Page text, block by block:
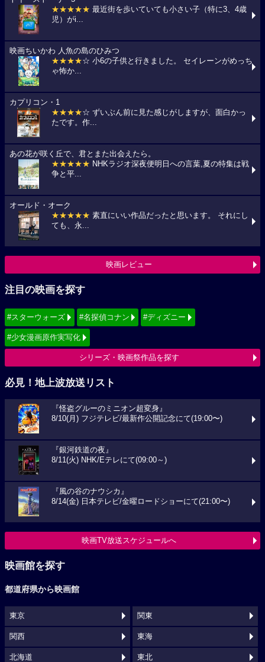
★★★★★ 最近街を歩いていても小さい子（特に3、4歳
児）がi...
映画ちいかわ 人魚の島のひみつ
★★★★☆ 小6の子供と行きました。 セイレーンがめっち
ゃ怖か...
カプリコン・1
★★★★☆ ずいぶん前に見た感じがしますが、面白かっ
たです。作...
あの花が咲く丘で、君とまた出会えたら。
★★★★★ NHKラジオ深夜便明日への言葉,夏の特集は戦
争と平...
オールド・オーク
★★★★★ 素直にいい作品だったと思います。 それにし
ても、永...
映画レビュー
注目の映画を探す
#スターウォーズ #名探偵コナン #ディズニー
#少女漫画原作実写化
シリーズ・映画祭作品を探す
必見！地上波放送リスト
『怪盗グルーのミニオン超変身』
8/10(月) フジテレビ/最新作公開記念にて(19:00〜)
『銀河鉄道の夜』
8/11(火) NHK/Eテレにて(09:00～)
『風の谷のナウシカ』
8/14(金) 日本テレビ/金曜ロードショーにて(21:00〜)
映画TV放送スケジュールへ
映画館を探す
都道府県から映画館
東京 関東
関西 東海
北海道 東北